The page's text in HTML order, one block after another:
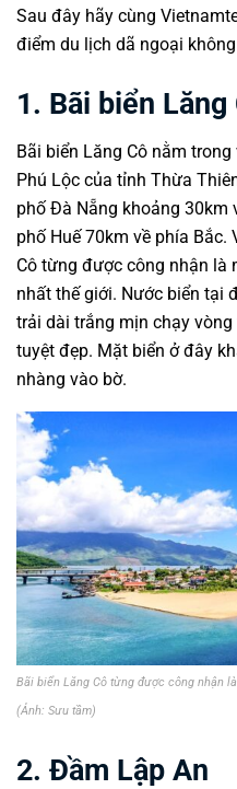
Sau đây hãy cùng
điểm du lịch dã ngoại
1. Bãi biển Lăng
Bãi biển Lăng Cô nằm
Phú Lộc của tỉnh Thừa
phố Đà Nẵng khoảng 30km
phố Huế 70km về phía Bắc.
Cô từng được công nhận là
nhất thế giới. Nước biển tại
trải dài trắng mịn chạy
tuyệt đẹp. Mặt biển ở đây
nhàng vào bờ.
Bãi biển Lăng Cô từng được công nhận
(Ảnh: Sưu tầm)
2. Đầm Lập An